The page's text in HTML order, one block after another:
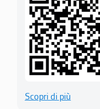
Scopri di più